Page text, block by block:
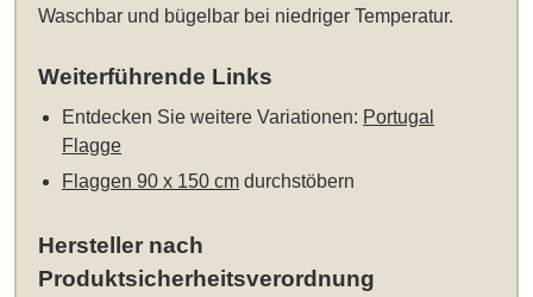
Waschbar und bügelbar bei niedriger Temperatur.
Weiterführende Links
Entdecken Sie weitere Variationen: Portugal
Flagge
Flaggen 90 x 150 cm durchstöbern
Hersteller nach
Produktsicherheitsverordnung